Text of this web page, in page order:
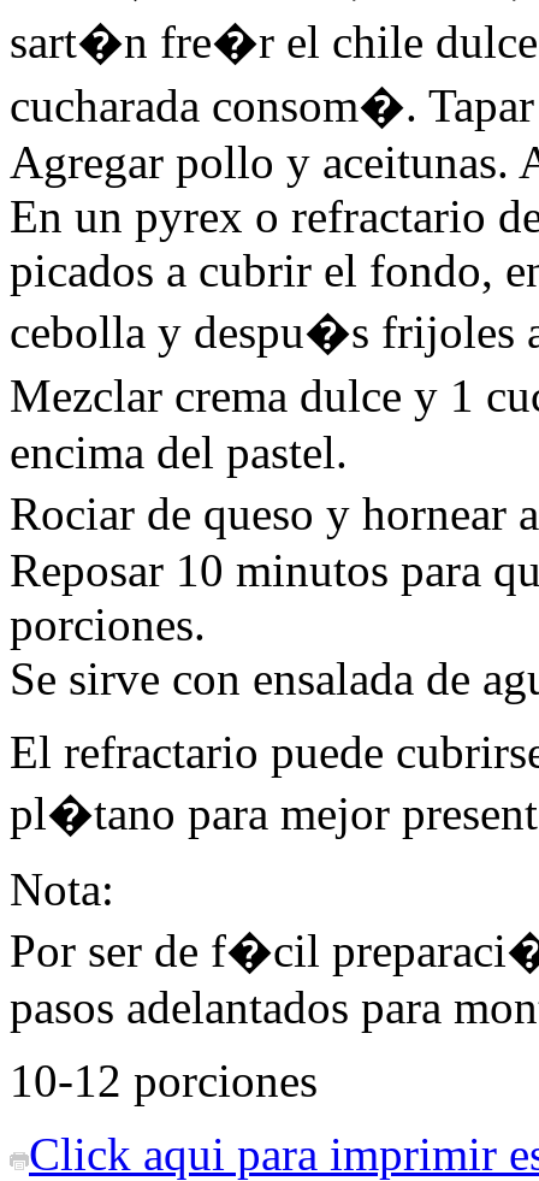
sart�n fre�r el chile
cucharada consom�.
Agregar pollo y aceitunas.
En un pyrex o refractario
picados a cubrir el fondo,
cebolla y despu�s frijoles
Mezclar crema dulce y 1
encima del pastel.
Rociar de queso y
Reposar 10 minutos para
porciones.
Se sirve con ensalada de
El refractario puede
pl�tano para mejor
Nota:
Por ser de f�cil
pasos adelantados para
10-12 porciones
Click aqui para imprimir